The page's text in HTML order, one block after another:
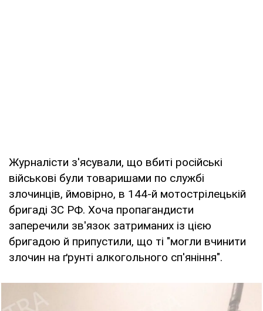
Журналісти з'ясували, що вбиті російські
військові були товаришами по службі
злочинців, ймовірно, в 144-й мотострілецькій
бригаді ЗС РФ. Хоча пропагандисти
заперечили зв'язок затриманих із цією
бригадою й припустили, що ті "могли вчинити
злочин на ґрунті алкогольного сп'яніння".